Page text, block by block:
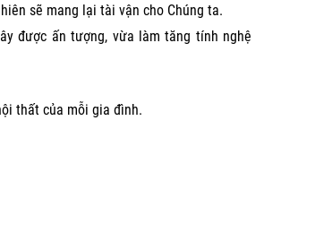
sẽ mang lại tài vận cho Chúng ta.
được ấn tượng, vừa làm tăng tính nghệ
thất của mỗi gia đình.